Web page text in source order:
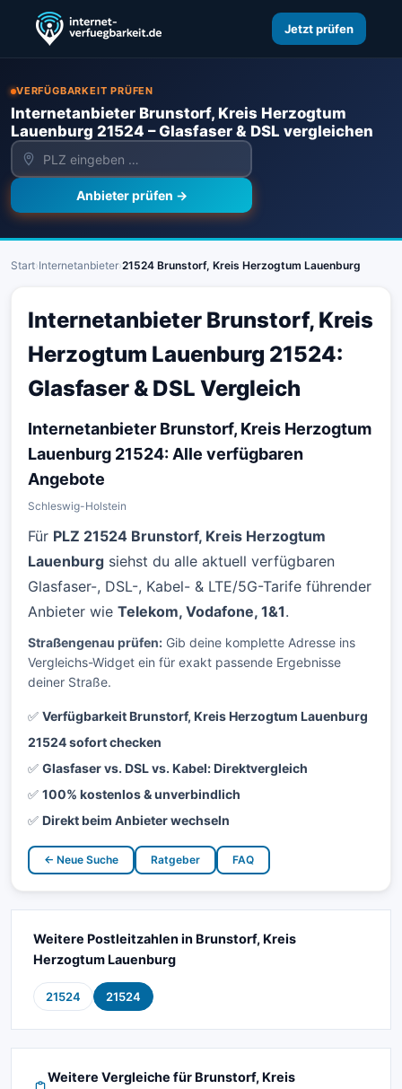
Jetzt prüfen
VERFÜGBARKEIT PRÜFEN
Internetanbieter Brunstorf, Kreis Herzogtum
Lauenburg 21524 – Glasfaser & DSL vergleichen
Anbieter prüfen →
Start›Internetanbieter›21524 Brunstorf, Kreis Herzogtum Lauenburg
Internetanbieter Brunstorf, Kreis
Herzogtum Lauenburg 21524:
Glasfaser & DSL Vergleich
Internetanbieter Brunstorf, Kreis Herzogtum
Lauenburg 21524: Alle verfügbaren
Angebote
Schleswig-Holstein
Für PLZ 21524 Brunstorf, Kreis Herzogtum
Lauenburg siehst du alle aktuell verfügbaren
Glasfaser-, DSL-, Kabel- & LTE/5G-Tarife führender
Anbieter wie Telekom, Vodafone, 1&1.
Straßengenau prüfen: Gib deine komplette Adresse ins
Vergleichs-Widget ein für exakt passende Ergebnisse
deiner Straße.
✅ Verfügbarkeit Brunstorf, Kreis Herzogtum Lauenburg
21524 sofort checken
✅ Glasfaser vs. DSL vs. Kabel: Direktvergleich
✅ 100% kostenlos & unverbindlich
✅ Direkt beim Anbieter wechseln
← Neue Suche Ratgeber FAQ
Weitere Postleitzahlen in Brunstorf, Kreis
Herzogtum Lauenburg
21524 21524
Weitere Vergleiche für Brunstorf, Kreis